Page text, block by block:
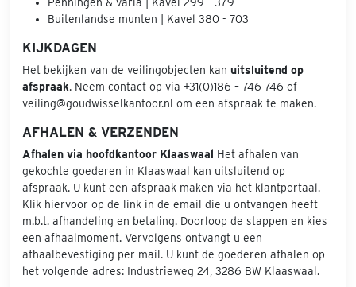
Buitenlandse munten | Kavel 380 - 703
KIJKDAGEN
Het bekijken van de veilingobjecten kan uitsluitend op
afspraak. Neem contact op via +31(0)186 – 746 746 of
veiling@goudwisselkantoor.nl om een afspraak te maken.
AFHALEN & VERZENDEN
Afhalen via hoofdkantoor Klaaswaal Het afhalen van
gekochte goederen in Klaaswaal kan uitsluitend op
afspraak. U kunt een afspraak maken via het klantportaal.
Klik hiervoor op de link in de email die u ontvangen heeft
m.b.t. afhandeling en betaling. Doorloop de stappen en kies
een afhaalmoment. Vervolgens ontvangt u een
afhaalbevestiging per mail. U kunt de goederen afhalen op
het volgende adres: Industrieweg 24, 3286 BW Klaaswaal.